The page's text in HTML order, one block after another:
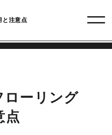
と注意点
ーリング
点